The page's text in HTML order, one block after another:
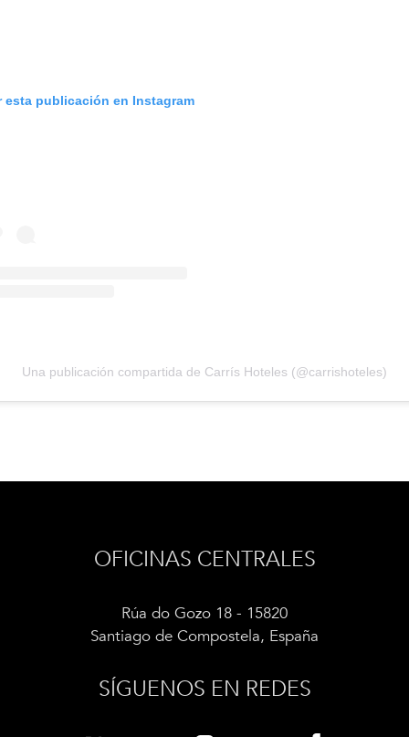
esta publicación en Instagram
Una publicación compartida de Carrís Hoteles (@carrishoteles)
OFICINAS CENTRALES
Rúa do Gozo 18 - 15820
Santiago de Compostela, España
SÍGUENOS EN REDES